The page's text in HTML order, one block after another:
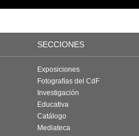
SECCIONES
Exposiciones
Fotografías del CdF
Investigación
Educativa
Catálogo
Mediateca